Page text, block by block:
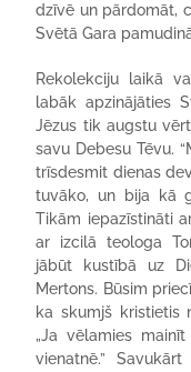
dzīvē un pārdomāt,
Svētā Gara
Rekolekciju laikā
labāk apzinājāties
Jēzus tik augstu
savu Debesu Tēvu.
trīsdesmit dienas
tuvāko, un bija kā
Tikām iepazīstināti
ar izcilā teologa
jābūt kustībā uz
Mertons. Būsim
ka skumjš kristietis
„Ja vēlamies
vienatnē.”